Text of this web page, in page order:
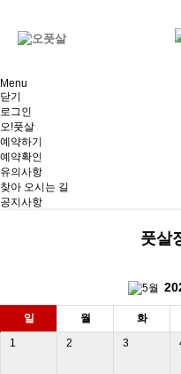
Menu
닫기
로그인
오!풋살
예약하기
예약확인
유의사항
찾아 오시는 길
공지사항
풋살
일 월 화
1
2 3